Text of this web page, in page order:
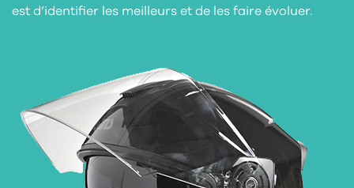
est d’identifier les meilleurs et de les faire évoluer.